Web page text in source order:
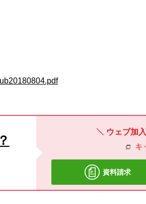
ウェブ加
キ
資料請求